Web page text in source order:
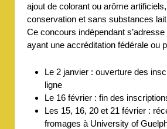
ajout de colorant ou arôme
conservation et sans substances
Ce concours indépendant
ayant une accréditation fédérale ou
Le 2 janvier : ouverture des
ligne
Le 16 février : fin des
Les 15, 16, 20 et 21 février :
fromages à University of